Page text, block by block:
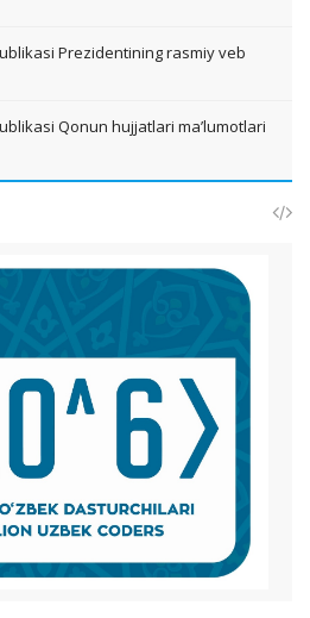
Prezidentining rasmiy veb
Qonun hujjatlari ma’lumotlari